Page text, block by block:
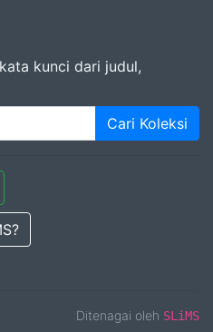
kunci dari judul,
Cari Koleksi
Ditenagai oleh SLiMS